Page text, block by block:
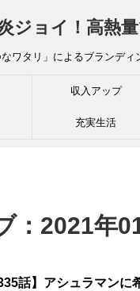
ジョイ！高熱
ワタリ」によるブランデ
収入アップ
充実生活
：2021年
話】アシュラマンに